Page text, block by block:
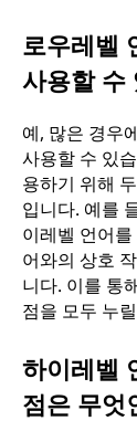
로우레벨
사용할 수
예, 많은 경우
사용할 수 있
용하기 위해
입니다. 예를
이레벨 언어
어와의 상호
니다. 이를 통
점을 모두 누
하이레벨
점은 무엇